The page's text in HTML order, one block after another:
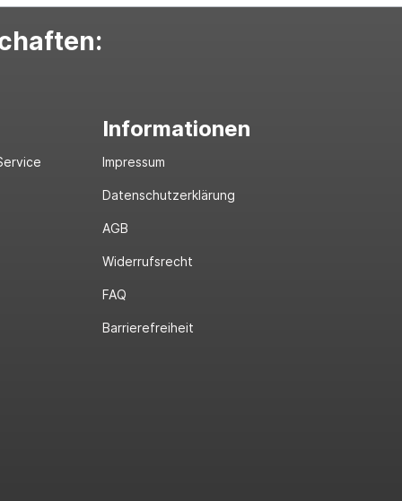
Informationen
Impressum
Datenschutzerklärung
AGB
Widerrufsrecht
FAQ
Barrierefreiheit